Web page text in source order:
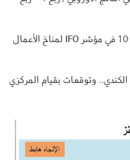
- يوم الأربعاء توقعات بنمو إلى 106.8 في مؤشر IFO لمناخ الأعمال
وتوقعات بقيام المركزي